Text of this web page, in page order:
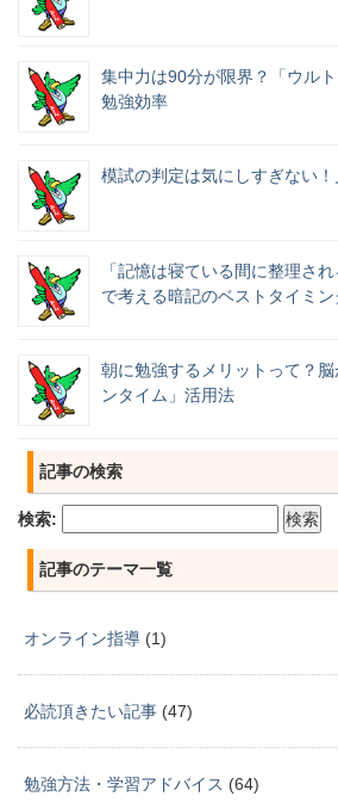
集中力は90分が限界？「ウル
勉強効率
模試の判定は気にしすぎない
「記憶は寝ている間に整理さ
で考える暗記のベストタイミン
朝に勉強するメリットって？
ンタイム」活用法
記事の検索
検索:
記事のテーマ一覧
オンライン指導 (1)
必読頂きたい記事 (47)
勉強方法・学習アドバイス (64)